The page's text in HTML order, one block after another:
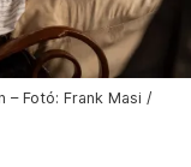
– Fotó: Frank Masi /